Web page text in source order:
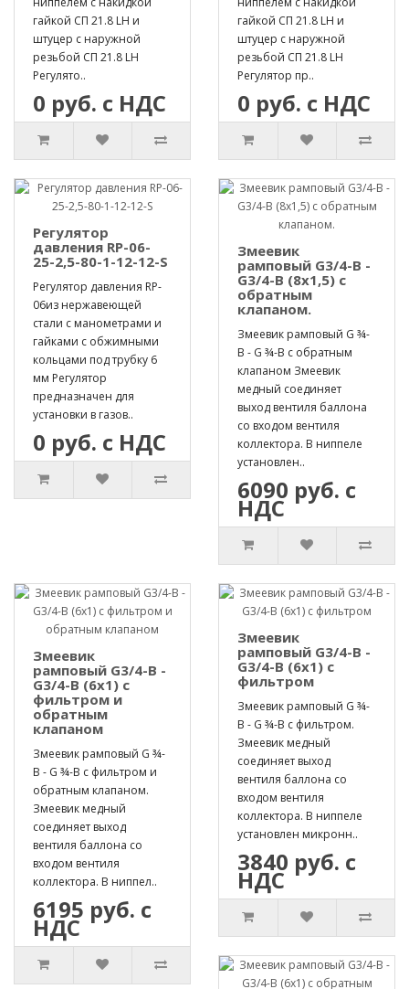
гайкой СП 21.8 LH и
штуцер с наружной
резьбой СП 21.8 LH
Регулято..
0 руб. с НДС
гайкой СП 21.8 LH и
штуцер с наружной
резьбой СП 21.8 LH
Регулятор пр..
0 руб. с НДС
Регулятор
давления RP-06-
25-2,5-80-1-12-12-S
Регулятор давления RP-
06из нержавеющей
стали с манометрами и
гайками с обжимными
кольцами под трубку 6
мм Регулятор
предназначен для
установки в газов..
0 руб. с НДС
Змеевик
рамповый G3/4-B -
G3/4-B (8х1,5) с
обратным
клапаном.
Змеевик рамповый G ¾-
B - G ¾-B с обратным
клапаном Змеевик
медный соединяет
выход вентиля баллона
со входом вентиля
коллектора. В ниппеле
установлен..
6090 руб. с
НДС
Змеевик
рамповый G3/4-B -
G3/4-B (6х1) с
фильтром и
обратным
клапаном
Змеевик рамповый G ¾-
B - G ¾-B с фильтром и
обратным клапаном.
Змеевик медный
соединяет выход
вентиля баллона со
входом вентиля
коллектора. В ниппел..
6195 руб. с
НДС
Змеевик
рамповый G3/4-B -
G3/4-B (6х1) с
фильтром
Змеевик рамповый G ¾-
B - G ¾-B с фильтром.
Змеевик медный
соединяет выход
вентиля баллона со
входом вентиля
коллектора. В ниппеле
установлен микронн..
3840 руб. с
НДС